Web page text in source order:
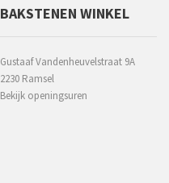
BAKSTENEN WINKEL
Gustaaf Vandenheuvelstraat 9A
2230 Ramsel
Bekijk openingsuren